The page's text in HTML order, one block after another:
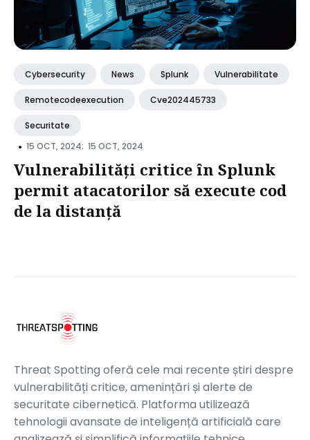
Cybersecurity News Splunk Vulnerabilitate
Remotecodeexecution Cve202445733
Securitate
• 15 OCT, 2024; 15 OCT, 2024
Vulnerabilități critice în Splunk
permit atacatorilor să execute cod
de la distanță
Threat Spotting oferă cele mai recente știri despre
vulnerabilități critice, amenințări și alerte de
securitate cibernetică. Platforma utilizează
tehnologii avansate de inteligență artificială care